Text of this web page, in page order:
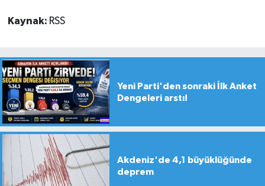
Kaynak: RSS
Yeni Parti'den sonraki İlk Anket
Dengeleri arstı!
Akdeniz'de 4,1 büyüklüğünde
deprem